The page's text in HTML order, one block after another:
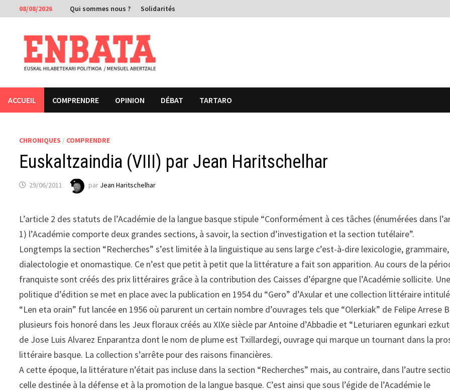
Passer
au
contenu
08/08/2026 Qui sommes nous ? Solidarités
ACCUEIL COMPRENDRE OPINION DÉBAT TARTARO
CHRONIQUES / COMPRENDRE
Euskaltzaindia (VIII) par Jean Haritschelhar
29/06/2011 par Jean Haritschelhar
L’article 2 des statuts de l’Académie de la langue basque stipule “Conformément à ces tâches (énumérées dans
1) l’Académie comporte deux grandes sections, à savoir, la section d’investigation et la section tutélaire”.
Longtemps la section “Recherches” s’est limitée à la linguistique au sens large c’est-à-dire lexicologie, grammaire,
dialectologie et onomastique. Ce n’est que petit à petit que la littérature a fait son apparition. Au cours de la
franquiste sont créés des prix littéraires grâce à la contribution des Caisses d’épargne que l’Académie sollicite. Une
politique d’édition se met en place avec la publication en 1954 du “Gero” d’Axular et une collection littéraire
“Len eta orain” fut lancée en 1956 où parurent un certain nombre d’ouvrages tels que “Olerkiak” de Felipe Arrese
plusieurs fois honoré dans les Jeux floraux créés au XIXe siècle par Antoine d’Abbadie et “Leturiaren egunkari
de Jose Luis Alvarez Enparantza dont le nom de plume est Txillardegi, ouvrage qui marque un tournant dans la
littéraire basque. La collection s’arrête pour des raisons financières.
A cette époque, la littérature n’était pas incluse dans la section “Recherches” mais, au contraire, dans l’autre
celle destinée à la défense et à la promotion de la langue basque. C’est ainsi que sous l’égide de l’Académie le